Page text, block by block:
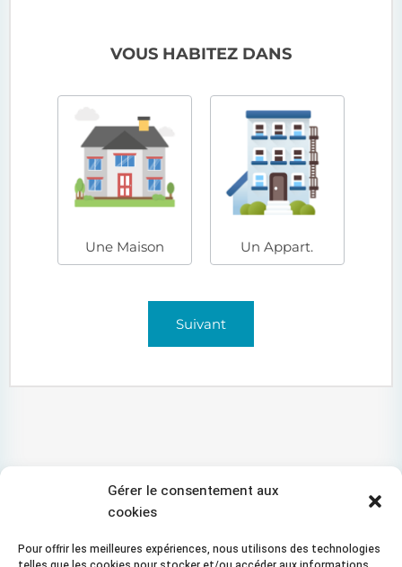
Gérer le consentement aux
cookies
Pour offrir les meilleures expériences, nous utilisons des technologies
VOUS HABITEZ DANS
Une Maison Un Appart.
Suivant